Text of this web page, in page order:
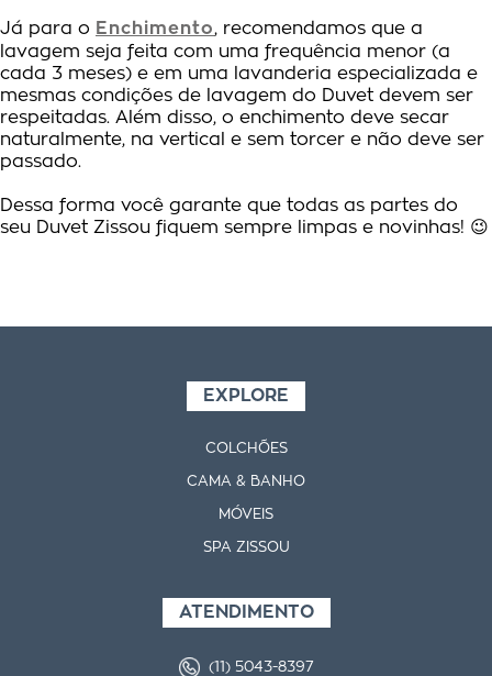
Já para o Enchimento, recomendamos que a
lavagem seja feita com uma frequência menor (a
cada 3 meses) e em uma lavanderia especializada e
mesmas condições de lavagem do Duvet devem ser
respeitadas. Além disso, o enchimento deve secar
naturalmente, na vertical e sem torcer e não deve ser
passado.
Dessa forma você garante que todas as partes do
seu Duvet Zissou fiquem sempre limpas e novinhas! 😉
EXPLORE
COLCHÕES
CAMA & BANHO
MÓVEIS
SPA ZISSOU
ATENDIMENTO
(11) 5043-8397